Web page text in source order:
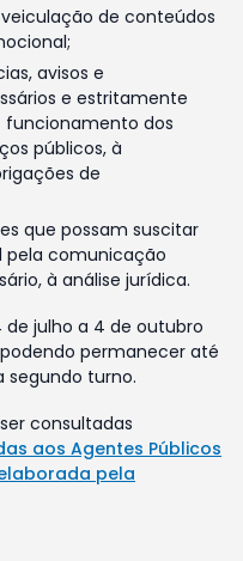
de conteúdos
avisos e
e estritamente
funcionamento dos
públicos, à
de
que possam suscitar
pela comunicação
à análise jurídica.
de julho a 4 de outubro
permanecer até
segundo turno.
consultadas
aos Agentes Públicos
pela